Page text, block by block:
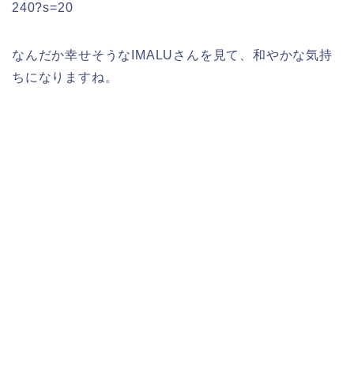
240?s=20
なんだか幸せそうなIMALUさんを見て、和やかな気持
ちになりますね。